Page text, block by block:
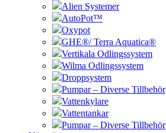
Alien Systemer
AutoPot™
Oxypot
GHE®/ Terra Aquatica®
Vertikala Odlingssystem
Wilma Odlingssystem
Droppsystem
Pumpar – Diverse Tillbehör
Vattenkylare
Vattentankar
Pumpar – Diverse Tillbehör